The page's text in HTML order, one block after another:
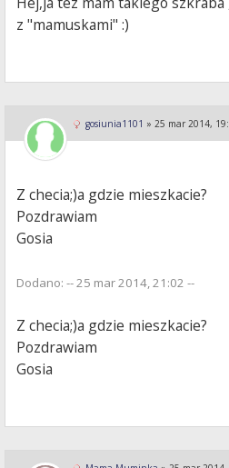
z "mamuskami" :)
gosiunia1101 » 25 mar 2014,
Z checia;)a gdzie mieszkacie?
Pozdrawiam
Gosia
Dodano: -- 25 mar 2014, 21:02 --
Z checia;)a gdzie mieszkacie?
Pozdrawiam
Gosia